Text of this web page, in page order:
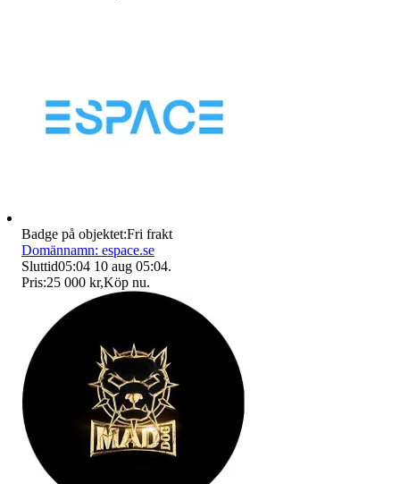
Badge på objektet:Fri frakt
Domännamn: espace.se
Sluttid05:04 10 aug 05:04.
Pris:25 000 kr,Köp nu.